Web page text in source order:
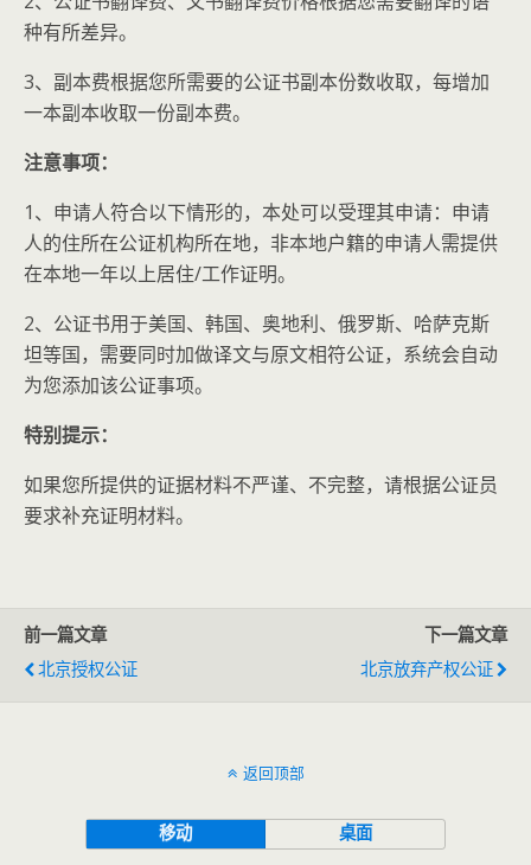
种有所差异。
3、副本费根据您所需要的公证书副本份数收取，每增加
一本副本收取一份副本费。
注意事项：
1、申请人符合以下情形的，本处可以受理其申请：申请
人的住所在公证机构所在地，非本地户籍的申请人需提供
在本地一年以上居住/工作证明。
2、公证书用于美国、韩国、奥地利、俄罗斯、哈萨克斯
坦等国，需要同时加做译文与原文相符公证，系统会自动
为您添加该公证事项。
特别提示：
如果您所提供的证据材料不严谨、不完整，请根据公证员
要求补充证明材料。
前一篇文章
北京授权公证
下一篇文章
北京放弃产权公证
返回顶部
移动 桌面